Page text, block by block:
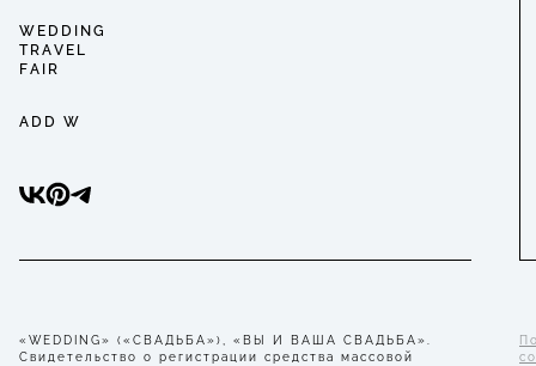
WEDDING
TRAVEL
FAIR
ADD W
«WEDDING» («СВАДЬБА»), «ВЫ И ВАША СВАДЬБА».
Свидетельство о регистрации средства массовой